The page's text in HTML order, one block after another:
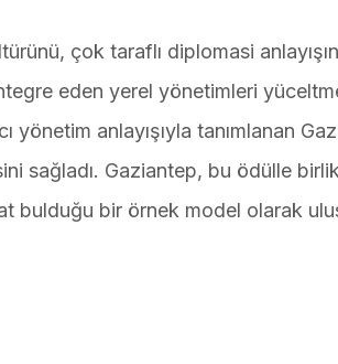
çok taraflı diplomasi
eden yerel yönetimleri
yönetim anlayışıyla tanımlanan
sağladı. Gaziantep, bu ödülle
bulduğu bir örnek model olarak